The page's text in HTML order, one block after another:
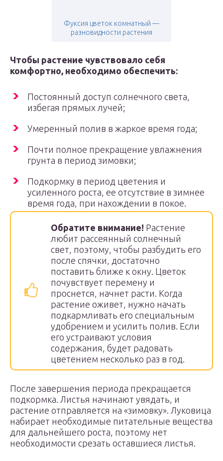
Фуксия цветок комнатный —
разновидности растения
Чтобы растение чувствовало себя
комфортно, необходимо обеспечить:
Постоянный доступ солнечного света,
избегая прямых лучей;
Умеренный полив в жаркое время года;
Почти полное прекращение увлажнения
грунта в период зимовки;
Подкормку в период цветения и
усиленного роста, ее отсутствие в зимнее
время года, при нахождении в покое.
Обратите внимание! Растение
любит рассеянный солнечный
свет, поэтому, чтобы разбудить его
после спячки, достаточно
поставить ближе к окну. Цветок
почувствует перемену и
проснется, начнет расти. Когда
растение оживет, нужно начать
подкармливать его специальным
удобрением и усилить полив. Если
его устраивают условия
содержания, будет радовать
цветением несколько раз в год.
После завершения периода прекращается
подкормка. Листья начинают увядать, и
растение отправляется на «зимовку». Луковица
набирает необходимые питательные вещества
для дальнейшего роста, поэтому нет
необходимости срезать оставшиеся листья.